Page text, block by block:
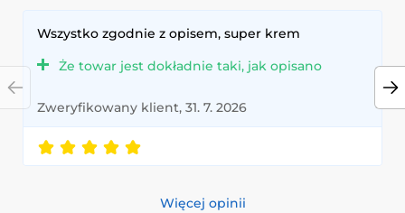
Wszystko zgodnie z opisem, super krem
Że towar jest dokładnie taki, jak opisano
Zweryfikowany klient, 31. 7. 2026
Więcej opinii